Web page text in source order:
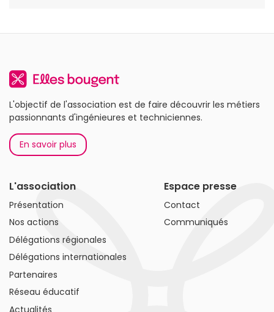
L'objectif de l'association est de faire découvrir les métiers
passionnants d'ingénieures et techniciennes.
En savoir plus
L'association
Présentation
Nos actions
Délégations régionales
Délégations internationales
Partenaires
Réseau éducatif
Actualités
Espace presse
Contact
Communiqués